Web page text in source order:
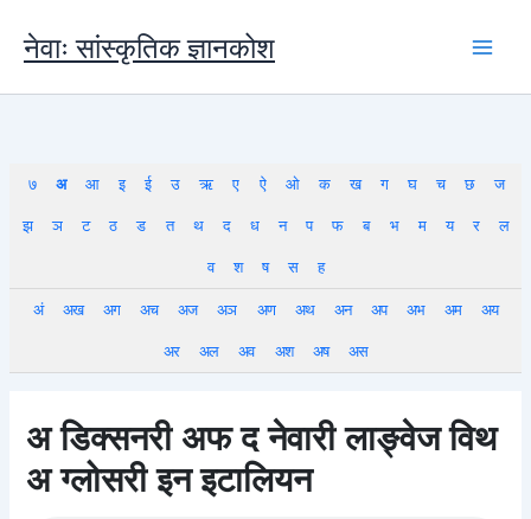
content
नेवाः सांस्कृतिक ज्ञानकोश
७ अ आ इ ई उ ऋ ए ऐ ओ क ख ग घ च छ
ज
झ
ञ ट ठ ड त थ द ध न प फ ब भ म य र
ल
व
श ष स
ह
अं
अख अग अच अज अञ अण अथ अन अप अभ अम
अय
अर
अल अव अश अष अस
अ डिक्सनरी अफ द नेवारी लाङ्वेज विथ
अ ग्लोसरी इन इटालियन